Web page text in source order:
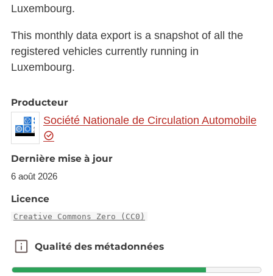
Luxembourg.
This monthly data export is a snapshot of all the
registered vehicles currently running in
Luxembourg.
Producteur
Société Nationale de Circulation Automobile
Dernière mise à jour
6 août 2026
Licence
Creative Commons Zero (CC0)
Qualité des métadonnées
Qualité des métadonnées